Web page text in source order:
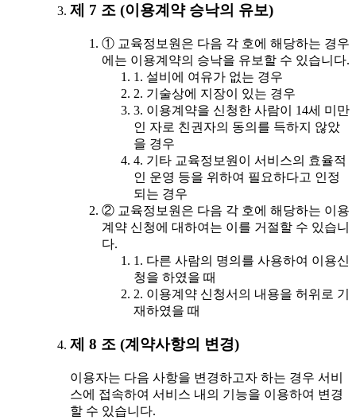
제 7 조 (이용계약 승낙의 유보)
① 교육정보원은 다음 각 호에 해당하는 경우
에는 이용계약의 승낙을 유보할 수 있습니다.
1. 설비에 여유가 없는 경우
2. 기술상에 지장이 있는 경우
3. 이용계약을 신청한 사람이 14세 미만
인 자로 친권자의 동의를 득하지 않았
을 경우
4. 기타 교육정보원이 서비스의 효율적
인 운영 등을 위하여 필요하다고 인정
되는 경우
② 교육정보원은 다음 각 호에 해당하는 이용
계약 신청에 대하여는 이를 거절할 수 있습니
다.
1. 다른 사람의 명의를 사용하여 이용신
청을 하였을 때
2. 이용계약 신청서의 내용을 허위로 기
재하였을 때
제 8 조 (계약사항의 변경)
이용자는 다음 사항을 변경하고자 하는 경우 서비
스에 접속하여 서비스 내의 기능을 이용하여 변경
할 수 있습니다.